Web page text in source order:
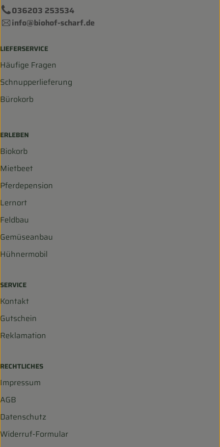
036203 253534
info@biohof-scharf.de
LIEFERSERVICE
Häufige Fragen
Schnupperlieferung
Bürokorb
ERLEBEN
Biokorb
Mietbeet
Pferdepension
Lernort
Feldbau
Gemüseanbau
Hühnermobil
SERVICE
Kontakt
Gutschein
Reklamation
RECHTLICHES
Impressum
AGB
Datenschutz
Widerruf-Formular